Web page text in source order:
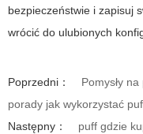
bezpieczeństwie i zapisuj
wrócić do ulubionych
Poprzedni：
Pomysły
porady jak wykorzystać
Następny：
puff gdzie